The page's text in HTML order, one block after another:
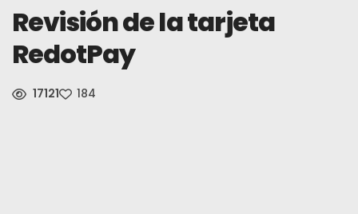
Noticias
Revisión de la tarjeta
RedotPay
17121 184